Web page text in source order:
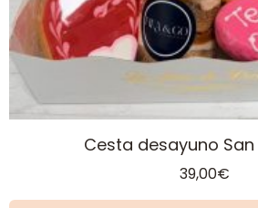
Cesta desayuno
39,00€